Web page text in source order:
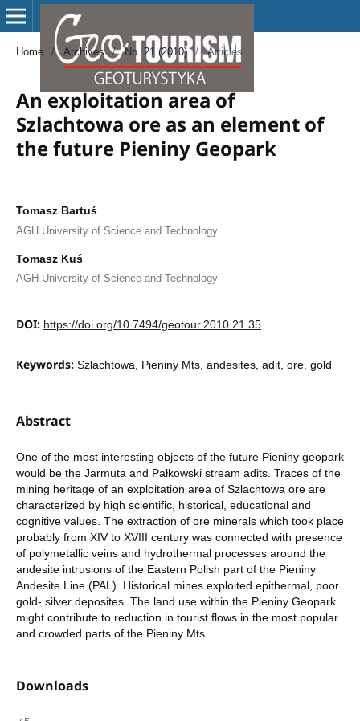
Home / Archives / No. 21 (2010) / Articles
An exploitation area of
Szlachtowa ore as an element of
the future Pieniny Geopark
Tomasz Bartuś
AGH University of Science and Technology
Tomasz Kuś
AGH University of Science and Technology
DOI: https://doi.org/10.7494/geotour.2010.21.35
Keywords: Szlachtowa, Pieniny Mts, andesites, adit, ore, gold
Abstract
One of the most interesting objects of the future Pieniny geopark
would be the Jarmuta and Pałkowski stream adits. Traces of the
mining heritage of an exploitation area of Szlachtowa ore are
characterized by high scientific, historical, educational and
cognitive values. The extraction of ore minerals which took place
probably from XIV to XVIII century was connected with presence
of polymetallic veins and hydrothermal processes around the
andesite intrusions of the Eastern Polish part of the Pieniny
Andesite Line (PAL). Historical mines exploited epithermal, poor
gold- silver deposites. The land use within the Pieniny Geopark
might contribute to reduction in tourist flows in the most popular
and crowded parts of the Pieniny Mts.
Downloads